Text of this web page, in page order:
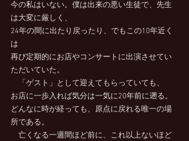
今の私はいない。僕は出来の悪い生徒で、先生
は大変に厳しく、
24年の間に出たり戻ったり、でもこの10年近く
は
再び定期的にお店やコンサートに出演させてい
ただいていた。
「ゲスト」として迎えてもらっていても、
お店に一歩入れば気分は一気に20年前に遡る。
どんなに時が経っても、原点に戻れる唯一の場
所である。
亡くなる一週間ほど前に、これ以上ないほど